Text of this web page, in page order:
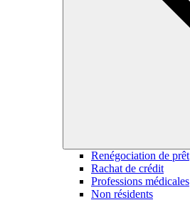
Renégociation de prêt
Rachat de crédit
Professions médicales
Non résidents